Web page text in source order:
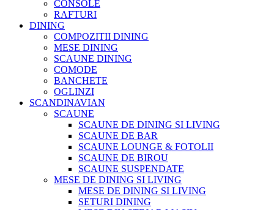
CONSOLE
RAFTURI
DINING
COMPOZITII DINING
MESE DINING
SCAUNE DINING
COMODE
BANCHETE
OGLINZI
SCANDINAVIAN
SCAUNE
SCAUNE DE DINING SI LIVING
SCAUNE DE BAR
SCAUNE LOUNGE & FOTOLII
SCAUNE DE BIROU
SCAUNE SUSPENDATE
MESE DE DINING SI LIVING
MESE DE DINING SI LIVING
SETURI DINING